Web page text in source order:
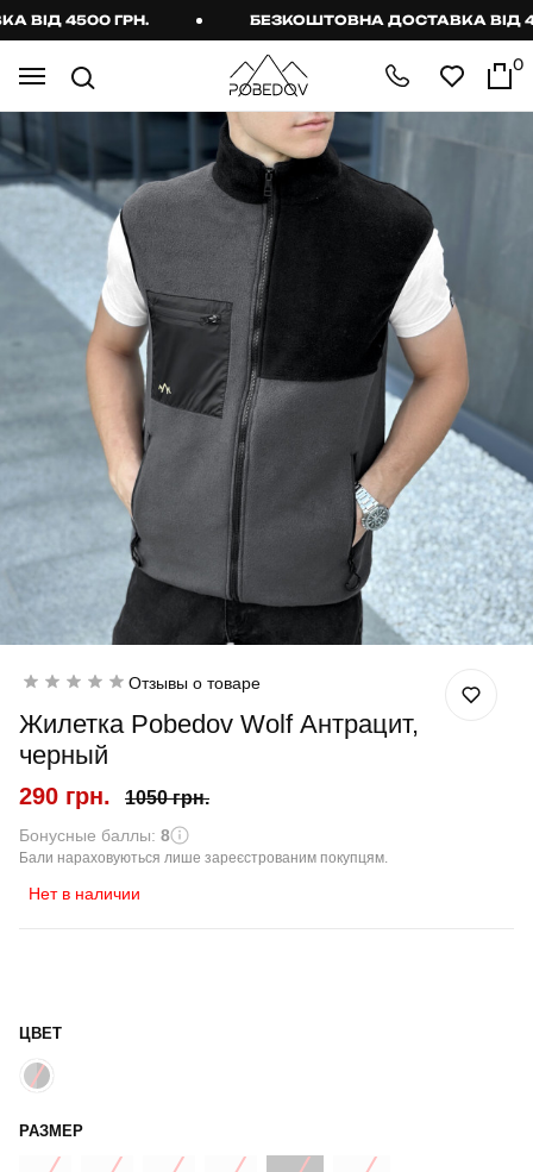
4500 ГРН. БЕЗКОШТОВНА ДОСТАВКА ВІД
0
Отзывы о товаре
Жилетка Pobedov Wolf Антрацит,
черный
290 грн. 1050 грн.
Бонусные баллы: 8
Бали нараховуються лише зареєстрованим покупцям.
Нет в наличии
ЦВЕТ
РАЗМЕР